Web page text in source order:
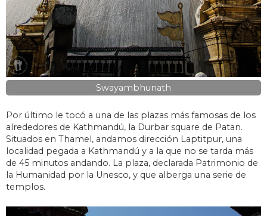
Swayambhunath
Por último le tocó a una de las plazas más famosas de los
alrededores de Kathmandú, la Durbar square de Patan.
Situados en Thamel, andamos dirección Laptitpur, una
localidad pegada a Kathmandú y a la que no se tarda más
de 45 minutos andando. La plaza, declarada Patrimonio de
la Humanidad por la Unesco, y que alberga una serie de
templos.